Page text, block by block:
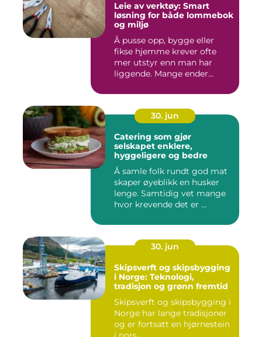
Leie av verktøy: Smart
løsning for både lommebok
og miljø
Å pusse opp, bygge eller
fikse hjemme krever ofte
mer utstyr enn man har
liggende. Mange ender...
30. jun
Catering som gjør
selskapet enklere,
hyggeligere og bedre
Å samle folk rundt god mat
skaper øyeblikk en husker
lenge. Samtidig vet mange
hvor krevende det er ...
30. jun
Skipsverft og skipsbygging
i Norge: Teknologi,
tradisjon og grønn fremtid
Skipsverft og skipsbygging i
Norge har lange tradisjoner
og er fortsatt en hjørnestein